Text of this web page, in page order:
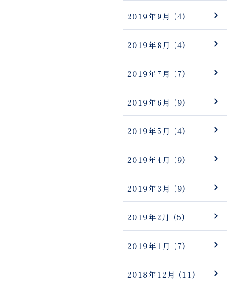
2019年9月 (4)
2019年8月 (4)
2019年7月 (7)
2019年6月 (9)
2019年5月 (4)
2019年4月 (9)
2019年3月 (9)
2019年2月 (5)
2019年1月 (7)
2018年12月 (11)